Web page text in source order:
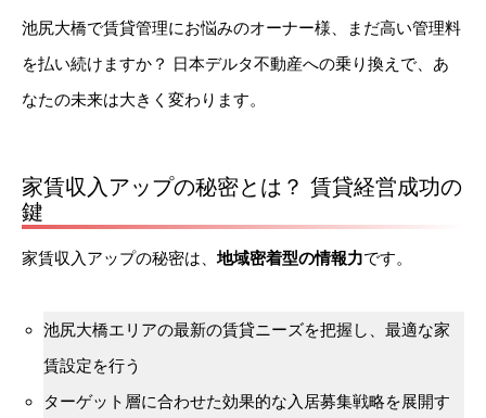
池尻大橋で賃貸管理にお悩みのオーナー様、まだ高い管理料
を払い続けますか？ 日本デルタ不動産への乗り換えで、あ
なたの未来は大きく変わります。
家賃収入アップの秘密とは？ 賃貸経営成功の
鍵
家賃収入アップの秘密は、地域密着型の情報力です。
池尻大橋エリアの最新の賃貸ニーズを把握し、最適な家
賃設定を行う
ターゲット層に合わせた効果的な入居募集戦略を展開す